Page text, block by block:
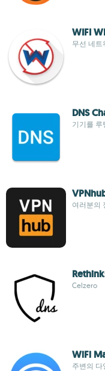
WIFI
무선 네트
DNS
기기를 루
여러분의
Celzero
WiFi
주변의 다